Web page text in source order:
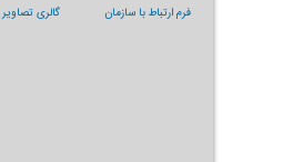
فرم ارتباط با سازمان گالری تصاویر